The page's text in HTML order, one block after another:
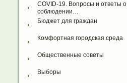
COVID-19. Вопросы и ответы о
соблюдении…
Бюджет для граждан
Комфортная городская среда
Общественные советы
Выборы